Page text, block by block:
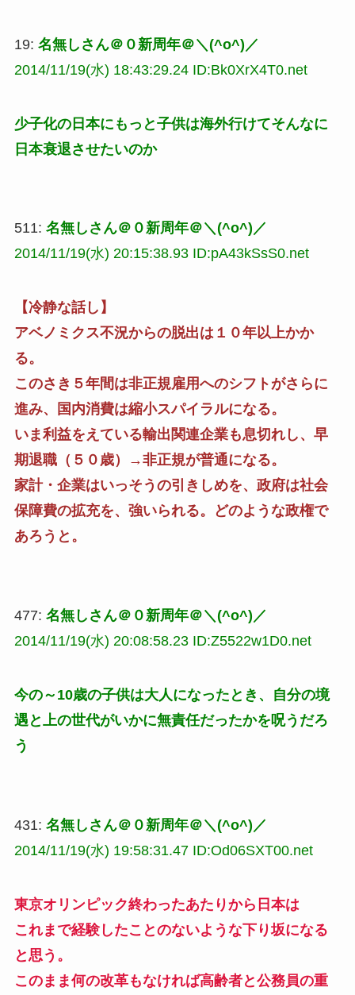
19: 名無しさん＠０新周年＠＼(^o^)／
2014/11/19(水) 18:43:29.24 ID:Bk0XrX4T0.net
少子化の日本にもっと子供は海外行けてそんなに
日本衰退させたいのか
511: 名無しさん＠０新周年＠＼(^o^)／
2014/11/19(水) 20:15:38.93 ID:pA43kSsS0.net
【冷静な話し】
アベノミクス不況からの脱出は１０年以上かか
る。
このさき５年間は非正規雇用へのシフトがさらに
進み、国内消費は縮小スパイラルになる。
いま利益をえている輸出関連企業も息切れし、早
期退職（５０歳）→非正規が普通になる。
家計・企業はいっそうの引きしめを、政府は社会
保障費の拡充を、強いられる。どのような政権で
あろうと。
477: 名無しさん＠０新周年＠＼(^o^)／
2014/11/19(水) 20:08:58.23 ID:Z5522w1D0.net
今の～10歳の子供は大人になったとき、自分の境
遇と上の世代がいかに無責任だったかを呪うだろ
う
431: 名無しさん＠０新周年＠＼(^o^)／
2014/11/19(水) 19:58:31.47 ID:Od06SXT00.net
東京オリンピック終わったあたりから日本は
これまで経験したことのないような下り坂になる
と思う。
このまま何の改革もなければ高齢者と公務員の重